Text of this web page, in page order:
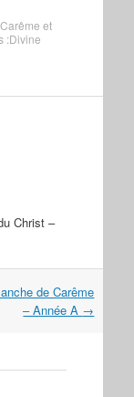
Carême et
:Divine
Christ –
de Carême
– Année A →